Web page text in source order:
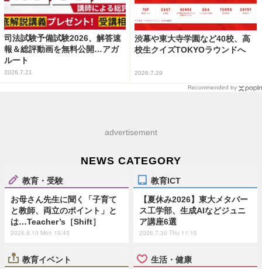
司法試験予備試験2026、解答速
報＆総評動画を無料公開…アガ
ルート
2026.7.21
渋幕や東大寺学園など40校、高
校生クイズTOKYOラウンドへ
2026.7.29
Recommended by
advertisement
NEWS CATEGORY
教育・受験
お母さん先生に聞く「子育て
と教師、両立のポイント」と
は…Teacher’s［Shift］
2026.8.10 Mon 19:45
教育ICT
【夏休み2026】東大メタバー
ス工学部、生成AIなどジュニ
ア講座6選
2026.7.30 Thu 11:15
教育イベント 生活・健康